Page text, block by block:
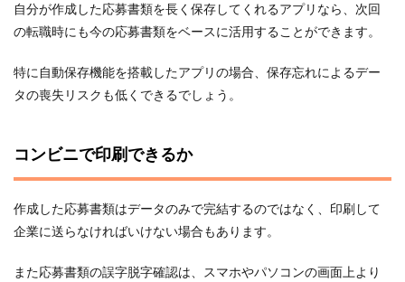
自分が作成した応募書類を長く保存してくれるアプリなら、次回
の転職時にも今の応募書類をベースに活用することができます。
特に自動保存機能を搭載したアプリの場合、保存忘れによるデー
タの喪失リスクも低くできるでしょう。
コンビニで印刷できるか
作成した応募書類はデータのみで完結するのではなく、印刷して
企業に送らなければいけない場合もあります。
また応募書類の誤字脱字確認は、スマホやパソコンの画面上より